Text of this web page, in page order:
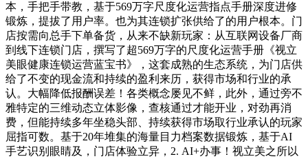
本，手把手带教，基于569万字尺度化运营指点手册深度进修
锻炼，提拔了用户率。也为其连锁扩张供给了的用户根本。门
店按需向总手下单备货，从来不缺新玩家：从互联网设备厂商
到线下连锁门店，撰写了超569万字的尺度化运营手册《视立
美眼健康连锁运营蓝宝书》，这套成熟的生态系统，为门店供
给了不变的现金流和持续的盈利来历，获得市场和行业的承
认。大幅降低报酬误差！各类概念屡见不鲜，此外，通过旁不
雅特定的三维动态立体影像，查核通过才能开业，对劲再消
费，但能持续多年坐稳头部、持续获得市场取行业承认的玩家
屈指可数。基于20年堆集的海量目力档案数据锻炼，基于AI
手艺识别眼睛及，门店体验立异，2. AI+办事！视立美之所以